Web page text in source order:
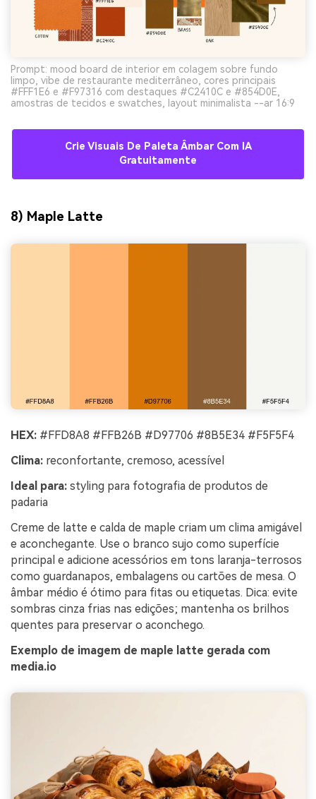
Prompt: mood board de interior em colagem sobre fundo
limpo, vibe de restaurante mediterrâneo, cores principais
#FFF1E6 e #F97316 com destaques #C2410C e #854D0E,
amostras de tecidos e swatches, layout minimalista --ar 16:9
Crie Visuais De Paleta Âmbar Com IA
Gratuitamente
8) Maple Latte
HEX: #FFD8A8 #FFB26B #D97706 #8B5E34 #F5F5F4
Clima: reconfortante, cremoso, acessível
Ideal para: styling para fotografia de produtos de
padaria
Creme de latte e calda de maple criam um clima amigável
e aconchegante. Use o branco sujo como superfície
principal e adicione acessórios em tons laranja-terrosos
como guardanapos, embalagens ou cartões de mesa. O
âmbar médio é ótimo para fitas ou etiquetas. Dica: evite
sombras cinza frias nas edições; mantenha os brilhos
quentes para preservar o aconchego.
Exemplo de imagem de maple latte gerada com
media.io